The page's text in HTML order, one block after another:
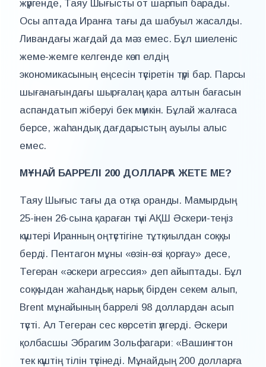
жүргенде, Таяу Шығысты от шарпып барады.
Осы аптада Иранға тағы да шабуыл жасалды.
Ливандағы жағдай да мәз емес. Бұл шиеленіс
жеме-жемге келгенде көп елдің
экономикасының еңсесін түсіретін түрі бар. Парсы
шығанағындағы шырғалаң қара алтын бағасын
аспандатып жіберуі бек мүмкін. Бұлай жалғаса
берсе, жаһандық дағдарыстың ауылы алыс
емес.
МҰНАЙ БАРРЕЛІ 200 ДОЛЛАРҒА ЖЕТЕ МЕ?
Таяу Шығыс тағы да отқа оранды. Мамырдың
25-інен 26-сына қараған түні АҚШ Әскери-теңіз
күштері Иранның оңтүстігіне тұтқиылдан соққы
берді. Пентагон мұны «өзін-өзі қорғау» десе,
Тегеран «әскери агрессия» деп айыптады. Бұл
соққыдан жаһандық нарық бірден секем алып,
Brent мұнайының баррелі 98 доллардан асып
түсті. Ал Тегеран сес көрсетіп үлгерді. Әскери
қолбасшы Эбрагим Зольфагари: «Вашингтон
тек күштің тілін түсінеді. Мұнайдың 200 долларға